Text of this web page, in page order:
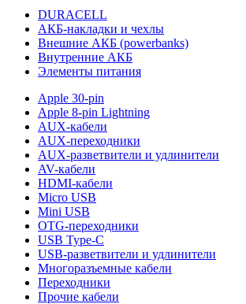
DURACELL
АКБ-накладки и чехлы
Внешние АКБ (powerbanks)
Внутренние АКБ
Элементы питания
Apple 30-pin
Apple 8-pin Lightning
AUX-кабели
AUX-переходники
AUX-разветвители и удлинители
AV-кабели
HDMI-кабели
Micro USB
Mini USB
OTG-переходники
USB Type-C
USB-разветвители и удлинители
Многоразъемные кабели
Переходники
Прочие кабели